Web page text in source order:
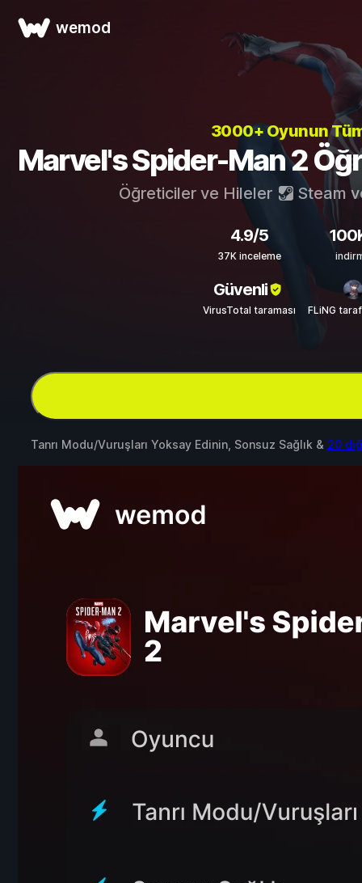
wemod
3000+ Oyunun
Marvel's Spider-Man 2
Öğreticiler ve Hileler Steam
4.9/5
37K inceleme
Güvenli
VirusTotal taraması FLiNG
Tanrı Modu/Vuruşları Yoksay Edinin, Sonsuz Sağlık & 20